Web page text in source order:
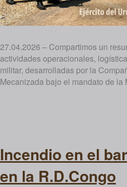
27.04.2026 – Compartimos un
actividades operacionales,
militar, desarrolladas por la
Mecanizada bajo el mandato de la
Incendio en el
en la R.D.Congo